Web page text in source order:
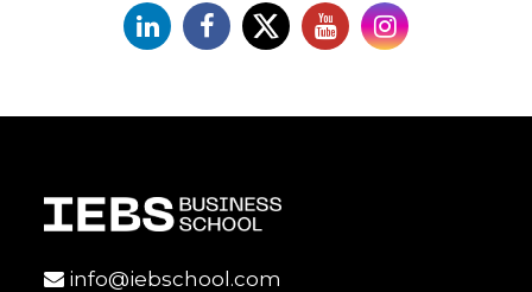
embargo, tal y como argumentas, las
aplicaciones ayudan a recoger toda la
además permite alcanzar más leads.
LinkedinFacebook
X YouTubeInstagram
info@iebschool.com